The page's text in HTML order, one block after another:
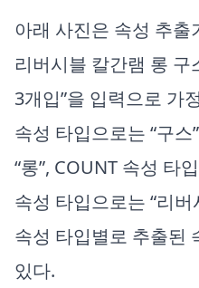
아래 사진은 속성 추출
리버시블 칼간램 롱
3개입”을 입력으로 가
속성 타입으로는 “구스
“롱”, COUNT 속성 타
속성 타입으로는 “리
속성 타입별로 추출된
있다.